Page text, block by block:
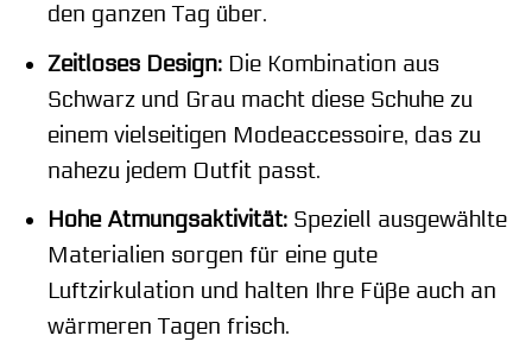
den ganzen Tag über.
Zeitloses Design:Die Kombination aus
Schwarz und Grau macht diese Schuhe zu
einem vielseitigen Modeaccessoire, das zu
nahezu jedem Outfit passt.
Hohe Atmungsaktivität:Speziell ausgewählte
Materialien sorgen für eine gute
Luftzirkulation und halten Ihre Füße auch an
wärmeren Tagen frisch.